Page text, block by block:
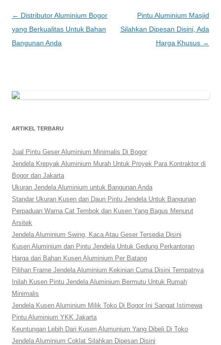
Post
navigation
← Distributor Aluminium Bogor
yang Berkualitas Untuk Bahan
Bangunan Anda
Pintu Aluminium Masjid
Silahkan Dipesan Disini, Ada
Harga Khusus →
ARTIKEL TERBARU
Jual Pintu Geser Aluminium Minimalis Di Bogor
Jendela Krepyak Aluminium Murah Untuk Proyek Para Kontraktor di
Bogor dan Jakarta
Ukuran Jendela Aluminium untuk Bangunan Anda
Standar Ukuran Kusen dan Daun Pintu Jendela Untuk Bangunan
Perpaduan Warna Cat Tembok dan Kusen Yang Bagus Menurut
Arsitek
Jendela Aluminium Swing, Kaca Atau Geser Tersedia Disini
Kusen Aluminium dan Pintu Jendela Untuk Gedung Perkantoran
Harga dari Bahan Kusen Aluminium Per Batang
Pilihan Frame Jendela Aluminium Kekinian Cuma Disini Tempatnya
Inilah Kusen Pintu Jendela Aluminium Bermutu Untuk Rumah
Minimalis
Jendela Kusen Aluminium Milik Toko Di Bogor Ini Sangat Istimewa
Pintu Aluminium YKK Jakarta
Keuntungan Lebih Dari Kusen Alumunium Yang Dibeli Di Toko
Jendela Aluminium Coklat Silahkan Dipesan Disini